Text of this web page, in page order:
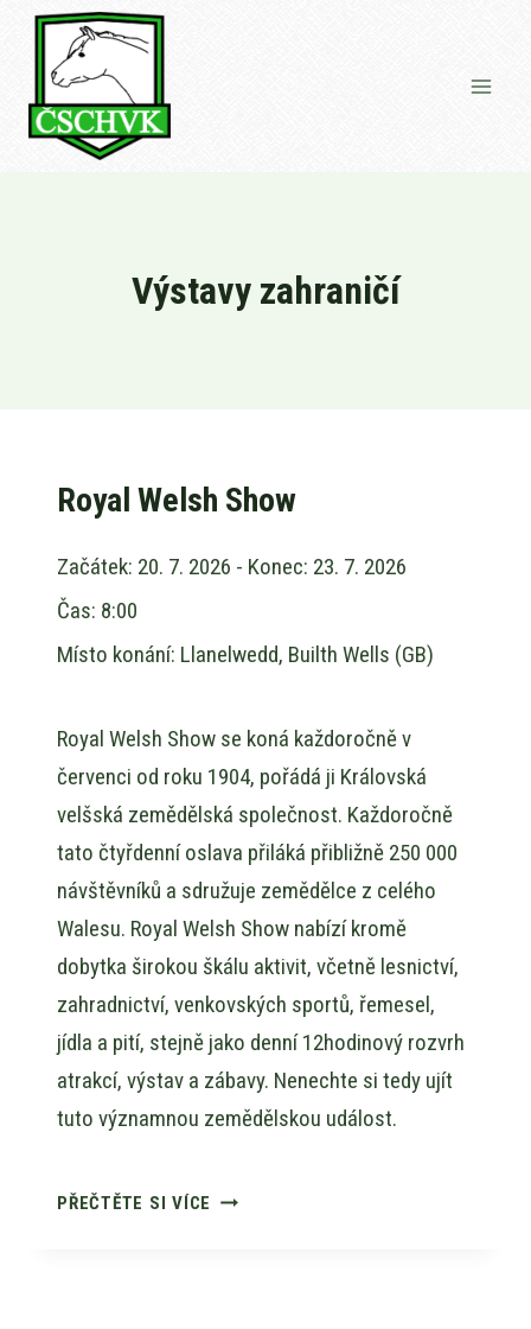
Přeskočit
obsah
Výstavy zahraničí
Royal Welsh Show
Začátek: 20. 7. 2026 - Konec: 23. 7. 2026
Čas: 8:00
Místo konání: Llanelwedd, Builth Wells (GB)
Royal Welsh Show se koná každoročně v
červenci od roku 1904, pořádá ji Královská
velšská zemědělská společnost. Každoročně
tato čtyřdenní oslava přiláká přibližně 250 000
návštěvníků a sdružuje zemědělce z celého
Walesu. Royal Welsh Show nabízí kromě
dobytka širokou škálu aktivit, včetně lesnictví,
zahradnictví, venkovských sportů, řemesel,
jídla a pití, stejně jako denní 12hodinový rozvrh
atrakcí, výstav a zábavy. Nenechte si tedy ujít
tuto významnou zemědělskou událost.
PŘEČTĚTE SI VÍCE ROYAL